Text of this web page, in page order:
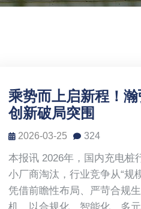
乘势而上启新程！
创新破局突围
2026-03-25 324
本报讯 2026年，国内充电桩
小厂商淘汰，行业竞争从“规
凭借前瞻性布局、严苛合规